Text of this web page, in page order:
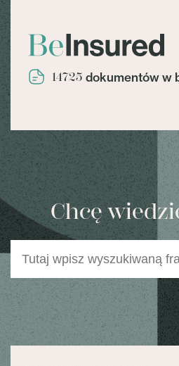
14725 dokumentów w
Chcę